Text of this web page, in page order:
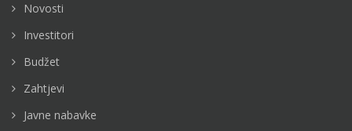
Novosti
Investitori
Budžet
Zahtjevi
Javne nabavke